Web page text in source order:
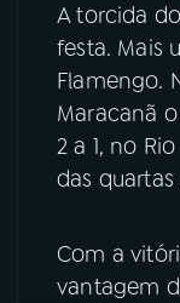
08FESTIVAL
ACOMPANHE A
Instagram
A torcida
festa. Mais
Flamengo.
Maracanã
2 a 1, no
das
Com a
vantagem